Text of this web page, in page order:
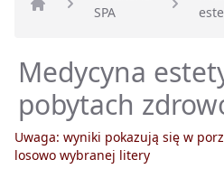
Strona główna
SPA
Medycyna
pobytach
Uwaga: wyniki pokazują się w
losowo wybranej litery